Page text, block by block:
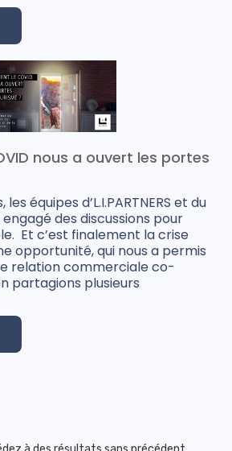
nous a ouvert les portes
équipes d’L.I.PARTNERS et du
des discussions pour
Et c’est finalement la crise
opportunité, qui nous a permis
relation commerciale co-
partagions plusieurs